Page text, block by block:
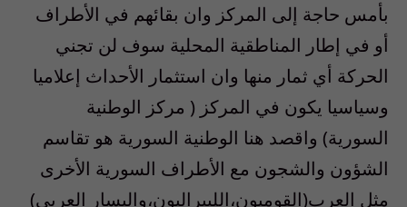
بأمس حاجة إلى المركز وان بقائهم في الأطراف
أو في إطار المناطقية المحلية سوف لن تجني
الحركة أي ثمار منها وان استثمار الأحداث إعلاميا
وسياسيا يكون في المركز ( مركز الوطنية
السورية) واقصد هنا الوطنية السورية هو تقاسم
الشؤون والشجون مع الأطراف السورية الأخرى
مثل العرب(القوميون،الليبراليون،واليسار العربي)